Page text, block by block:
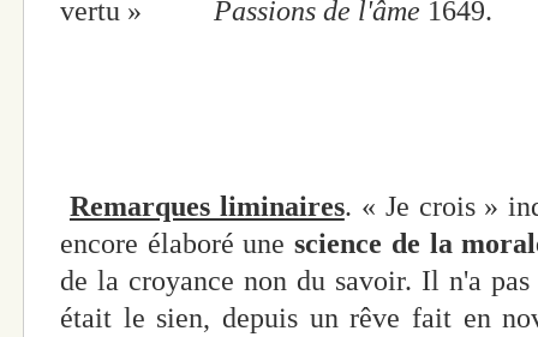
vertu » Passions de l'âme 1649.
Remarques liminaires. « Je crois »
encore élaboré unescience de la
de la croyance non du savoir. Il n'a
était le sien, depuis un rêve fait en